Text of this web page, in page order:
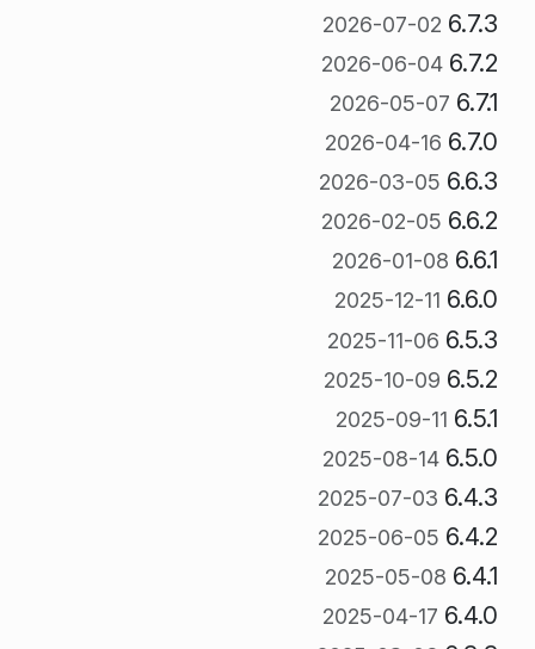
6.7.3
2026-07-02
6.7.2
2026-06-04
6.7.1
2026-05-07
6.7.0
2026-04-16
6.6.3
2026-03-05
6.6.2
2026-02-05
6.6.1
2026-01-08
6.6.0
2025-12-11
6.5.3
2025-11-06
6.5.2
2025-10-09
6.5.1
2025-09-11
6.5.0
2025-08-14
6.4.3
2025-07-03
6.4.2
2025-06-05
6.4.1
2025-05-08
6.4.0
2025-04-17